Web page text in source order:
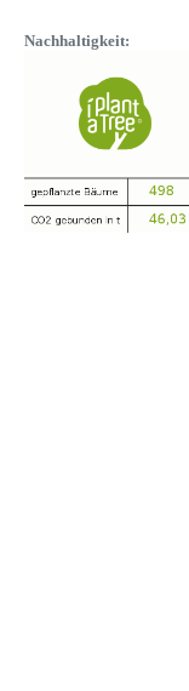
Nachhaltigkeit: